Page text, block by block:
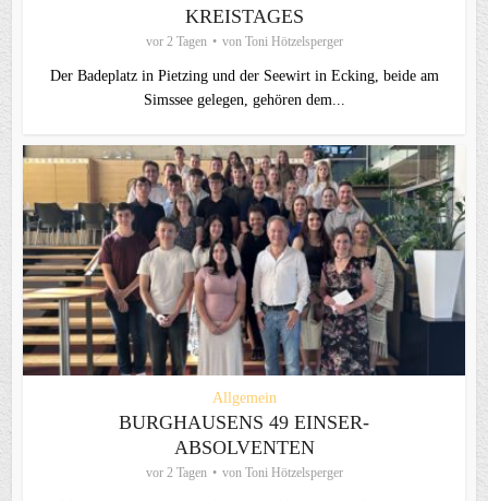
KREISTAGES
vor 2 Tagen von Toni Hötzelsperger
Der Badeplatz in Pietzing und der Seewirt in Ecking, beide am
Simssee gelegen, gehören dem...
Allgemein
BURGHAUSENS 49 EINSER-
ABSOLVENTEN
vor 2 Tagen von Toni Hötzelsperger